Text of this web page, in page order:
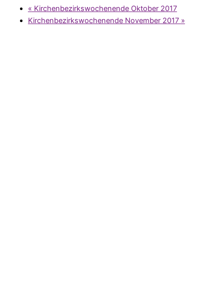
« Kirchenbezirkswochenende Oktober 2017
Kirchenbezirkswochenende November 2017 »